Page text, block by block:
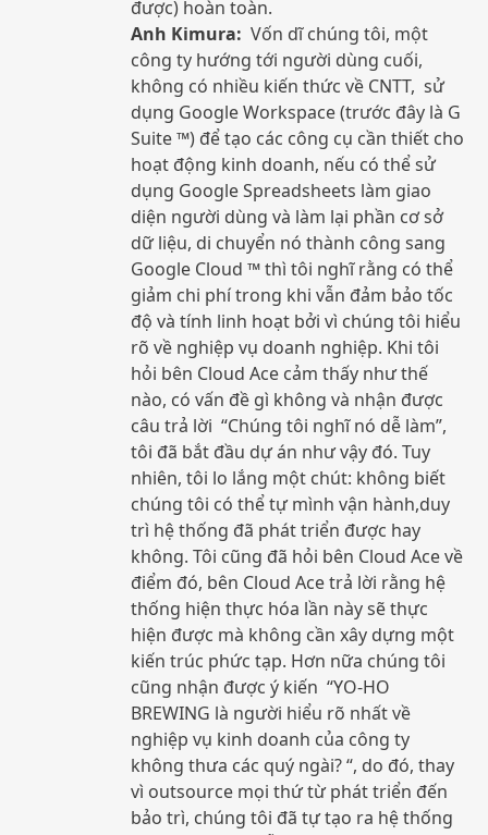
được) hoàn toàn.
Anh Kimura: Vốn dĩ chúng tôi, một
công ty hướng tới người dùng cuối,
không có nhiều kiến ​​thức về CNTT, sử
dụng Google Workspace (trước đây là G
Suite ™) để tạo các công cụ cần thiết cho
hoạt động kinh doanh, nếu có thể sử
dụng Google Spreadsheets làm giao
diện người dùng và làm lại phần cơ sở
dữ liệu, di chuyển nó thành công sang
Google Cloud ™ thì tôi nghĩ rằng có thể
giảm chi phí trong khi vẫn đảm bảo tốc
độ và tính linh hoạt bởi vì chúng tôi hiểu
rõ về nghiệp vụ doanh nghiệp. Khi tôi
hỏi bên Cloud Ace cảm thấy như thế
nào, có vấn đề gì không và nhận được
câu trả lời “Chúng tôi nghĩ nó dễ làm”,
tôi đã bắt đầu dự án như vậy đó. Tuy
nhiên, tôi lo lắng một chút: không biết
chúng tôi có thể tự mình vận hành,duy
trì hệ thống đã phát triển được hay
không. Tôi cũng đã hỏi bên Cloud Ace ​​về
điểm đó, bên Cloud Ace trả lời rằng hệ
thống hiện thực hóa lần này sẽ thực
hiện được mà không cần xây dựng một
kiến ​​trúc phức tạp. Hơn nữa chúng tôi
cũng nhận được ý kiến “YO-HO
BREWING là người hiểu rõ nhất về
nghiệp vụ kinh doanh của công ty
không thưa các quý ngài? “, do đó, thay
vì outsource mọi thứ từ phát triển đến
bảo trì, chúng tôi đã tự tạo ra hệ thống